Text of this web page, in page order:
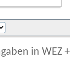
in WEZ